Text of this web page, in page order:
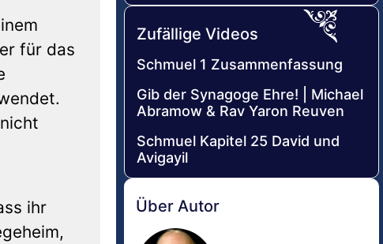
für das
ihr
Zufällige Videos
Schmuel 1 Zusammenfassung
Gib der Synagoge Ehre! | Michael
Abramow & Rav Yaron Reuven
Schmuel Kapitel 25 David und
Avigayil
Über Autor